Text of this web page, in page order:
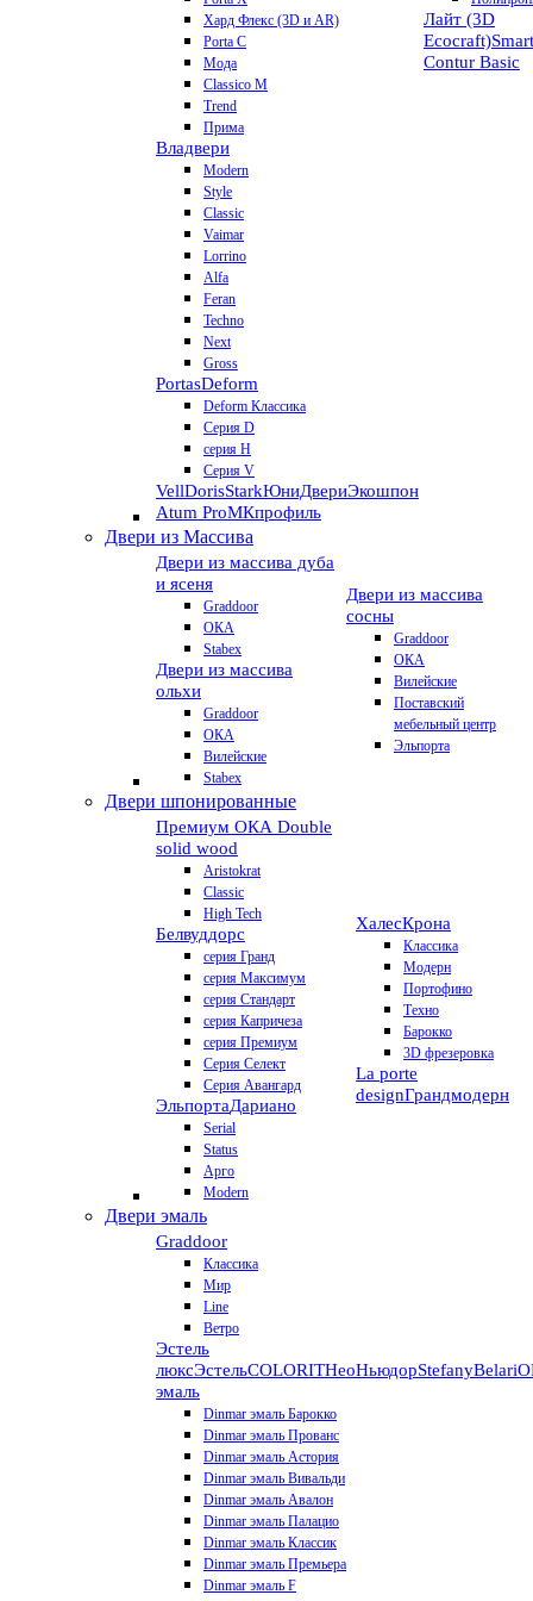
Хард Флекс (3D и AR)
Porta C
Мода
Classico M
Trend
Прима
Владвери
Modern
Style
Classic
Vaimar
Lorrino
Alfa
Feran
Techno
Next
Gross
PortasDeform
Deform Классика
Серия D
серия H
Серия V
VellDorisStarkЮниДвериЭкошпон
Atum ProМКпрофиль
Лайт (3D
Ecocraft)Smart
Contur Basic
Двери из Массива
Двери из массива дуба
и ясеня
Graddoor
ОКА
Stabex
Двери из массива
ольхи
Graddoor
ОКА
Вилейские
Stabex
Двери из массива
сосны
Graddoor
ОКА
Вилейские
Поставский
мебельный центр
Эльпорта
Двери шпонированные
Премиум ОКА Double
solid wood
Aristokrat
Classic
High Tech
Белвуддорс
серия Гранд
серия Максимум
серия Стандарт
серия Капричеза
серия Премиум
Серия Селект
Серия Авангард
ЭльпортаДариано
Serial
Status
Арго
Modern
ХалесКрона
Классика
Модерн
Портофино
Техно
Барокко
3D фрезеровка
La porte
designГрандмодерн
Двери эмаль
Graddoor
Классика
Мир
Line
Ветро
Эстель
люксЭстельCOLORITНеоНьюдорStefanyBelari
эмаль
Dinmar эмаль Барокко
Dinmar эмаль Прованс
Dinmar эмаль Астория
Dinmar эмаль Вивальди
Dinmar эмаль Авалон
Dinmar эмаль Палацио
Dinmar эмаль Классик
Dinmar эмаль Премьера
Dinmar эмаль F